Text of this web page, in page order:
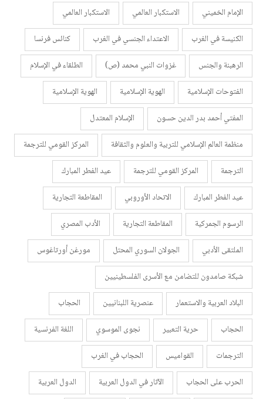
الإمام الخميني
الاستكبار العالمي
الاستكبار العالمي
الكنيسة في الغرب
الاعتداء الجنسي في الغرب
كنائس فرنسا
الرهبنة والجنس
غزوات النبي محمد (ص)
الطلقاء في الإسلام
الفتوحات الإسلامية
الهوية الإسلامية
الهوية الإسلامية
المفتي أحمد بدر الدين حسون
الإسلام المعتدل
منظمة العالم الإسلامي للتربية والعلوم والثقافة
المركز القومي للترجمة
الترجمة
المركز القومي للترجمة
عيد الفطر المبارك
عيد الفطر المبارك
الاتحاد الأوروبي
المقاطعة التجارية
الرسوم الجمركية
المقاطعة التجارية
الأدب المصري
الملتقى الأدبي
الجولان السوري المحتل
مورغن أورتاغوس
شبكة صامدون للتضامن مع الأسرى الفلسطينيين
البلاد العربية والاستعمار
عنصرية اللبنانيين
الحجاب
الحجاب
حرية التعبير نجوى الموسوي
اللغة الفرنسية
الترجمات
القواميس
الحجاب في الغرب
الحرب على الحجاب
الآثار في الدول العربية
الدول العربية